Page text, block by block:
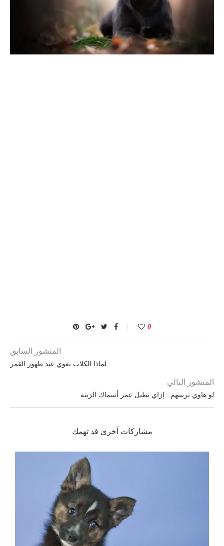
0
المنشور السابق
لماذا الكلاب تعوي عند ظهور القمر
المنشور التالي
لو هاوي تربيتهم.. إزاي تطيل عمر أسماك الزينة
مشاركات آخرى قد تهمك